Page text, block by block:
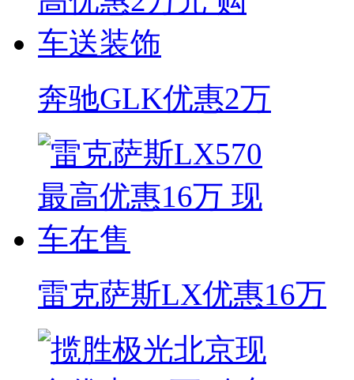
奔驰GLK优惠2万
雷克萨斯LX优惠16万